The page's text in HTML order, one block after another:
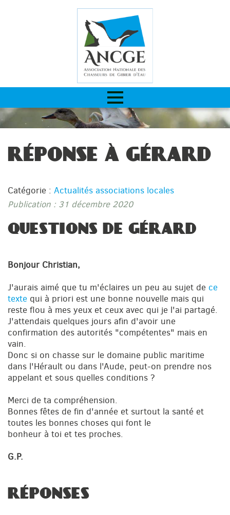
RÉPONSE À GÉRARD
Catégorie : Actualités associations locales
Publication : 31 décembre 2020
QUESTIONS DE GÉRARD
Bonjour Christian,
J'aurais aimé que tu m'éclaires un peu au sujet de ce
texte qui à priori est une bonne nouvelle mais qui
reste flou à mes yeux et ceux avec qui je l'ai partagé.
J'attendais quelques jours afin d'avoir une
confirmation des autorités "compétentes" mais en
vain.
Donc si on chasse sur le domaine public maritime
dans l'Hérault ou dans l'Aude, peut-on prendre nos
appelant et sous quelles conditions ?
Merci de ta compréhension.
Bonnes fêtes de fin d'année et surtout la santé et
toutes les bonnes choses qui font le
bonheur à toi et tes proches.
G.P.
RÉPONSES